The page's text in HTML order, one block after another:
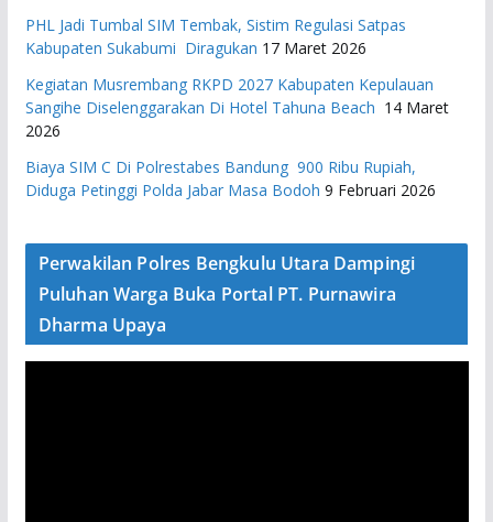
PHL Jadi Tumbal SIM Tembak, Sistim Regulasi Satpas
Kabupaten Sukabumi Diragukan 17 Maret 2026
Kegiatan Musrembang RKPD 2027 ​Kabupaten Kepulauan
Sangihe Diselenggarakan Di Hotel Tahuna Beach 14 Maret
2026
Biaya SIM C Di Polrestabes Bandung 900 Ribu Rupiah,
Diduga Petinggi Polda Jabar Masa Bodoh 9 Februari 2026
Perwakilan Polres Bengkulu Utara Dampingi
Puluhan Warga Buka Portal PT. Purnawira
Dharma Upaya